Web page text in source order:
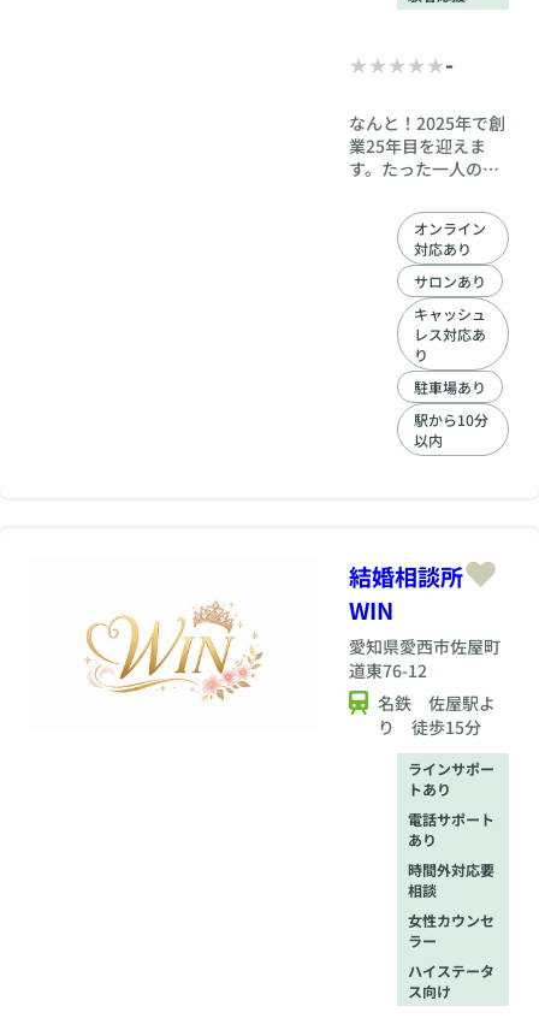
-
なんと！2025年で創
業25年目を迎えま
す。たった一人の代
始まり、今では、20
名以上のカウンセラ
ーが、親身に丁寧に
一人一人の会員様の
婚活～結婚式までを
お手伝いしていま
す。 いろんなタイプ
のカウンセラーがい
るから、あなたに合
うカウンセラーを代
表がアレンジ致しま
可能♪会員様ファース
トで、経営させてい
ただいています。 ま
ずは、お気軽にご連
絡ください。
オンライン
対応あり
サロンあり
キャッシュ
レス対応あ
り
駐車場あり
駅から10分
以内
結婚相談所
WIN
愛知県愛西市佐屋町
道東76-12
名鉄 佐屋駅よ
り 徒歩15分
ラインサポー
トあり
電話サポート
あり
時間外対応要
相談
女性カウンセ
ラー
ハイステータ
ス向け